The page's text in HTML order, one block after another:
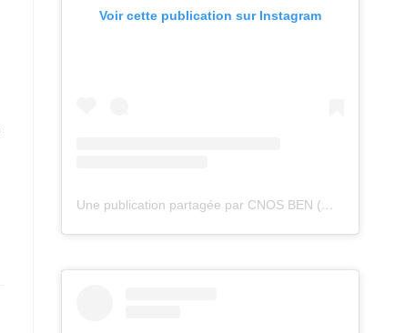
Voir cette publication sur Instagram
Une publication partagée par CNOS BEN (@cnos_ben)